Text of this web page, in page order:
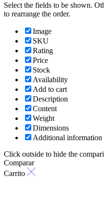
Select the fields to be shown.
to rearrange the order.
Image
SKU
Rating
Price
Stock
Availability
Add to cart
Description
Content
Weight
Dimensions
Additional information
Click outside to hide the
Comparar
Carrito